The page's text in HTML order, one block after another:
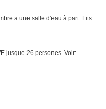
a une salle d'eau à part. Lits
jusque 26 persones. Voir: